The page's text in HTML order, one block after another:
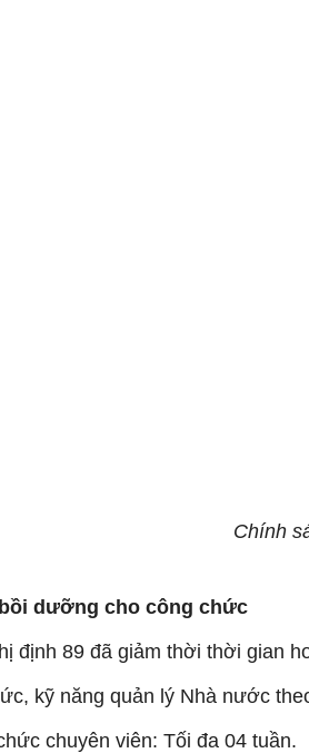
Chính
dưỡng cho công chức
định 89 đã giảm thời thời gian
kỹ năng quản lý Nhà nước
chuyên viên: Tối đa 04 tuần.